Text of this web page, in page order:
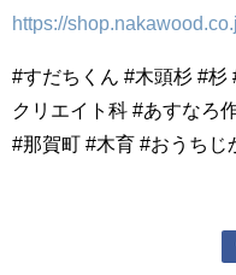
https://
#すだちくん #木頭杉 #杉
クリエイト科 #あすなろ
#那賀町 #木育 #おうちじ